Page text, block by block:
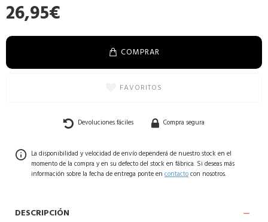
26,95€
COMPRAR
FAVORITOS
Devoluciones fáciles Compra segura
La disponibilidad y velocidad de envío dependerá de nuestro stock en el
momento de la compra y en su defecto del stock en fábrica. Si deseas más
información sobre la fecha de entrega ponte en contacto con nosotros.
DESCRIPCIÓN